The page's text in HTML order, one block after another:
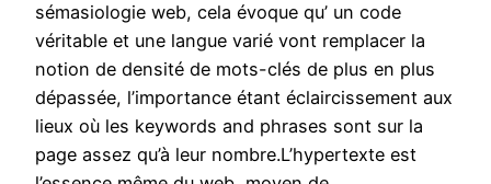
sémasiologie web, cela évoque qu’ un code
véritable et une langue varié vont remplacer la
notion de densité de mots-clés de plus en plus
dépassée, l’importance étant éclaircissement aux
lieux où les keywords and phrases sont sur la
page assez qu’à leur nombre.L’hypertexte est